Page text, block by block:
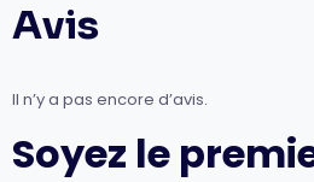
Django
et
Formation
100
Avis
Il n’y a pas encore d’avis.
Soyez le